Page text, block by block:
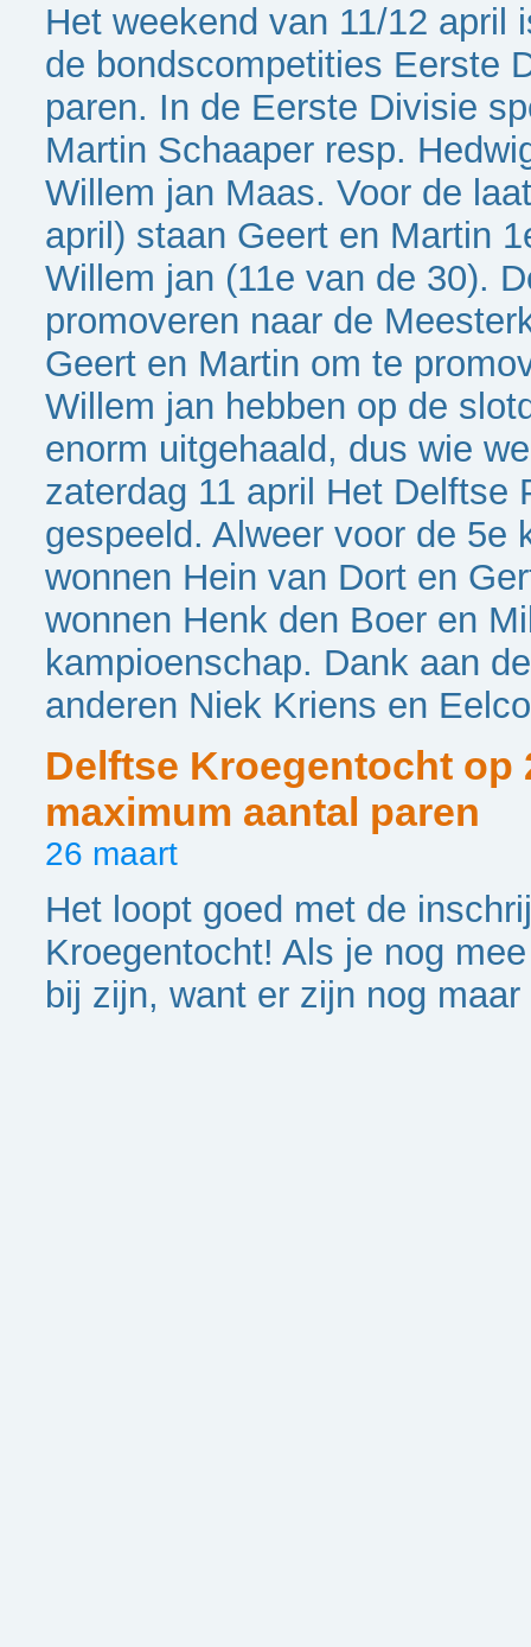
Het weekend van 11/12 april
de bondscompetities Eerste
paren. In de Eerste Divisie
Martin Schaaper resp.
Willem jan Maas. Voor de
april) staan Geert en Martin
Willem jan (11e van de 30).
promoveren naar de
Geert en Martin om te
Willem jan hebben op de
enorm uitgehaald, dus wie
zaterdag 11 april Het Delftse
gespeeld. Alweer voor de 5e
wonnen Hein van Dort en
wonnen Henk den Boer en
kampioenschap. Dank aan
anderen Niek Kriens en
Delftse Kroegentocht op
maximum aantal paren
26 maart
Het loopt goed met de
Kroegentocht! Als je nog
bij zijn, want er zijn nog